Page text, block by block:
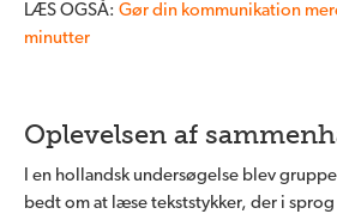
LÆS OGSÅ: Gør din kommunikation
minutter
Oplevelsen af
I en hollandsk undersøgelse blev
bedt om at læse tekststykker, der i